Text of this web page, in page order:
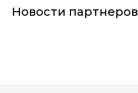
Новости партнеров